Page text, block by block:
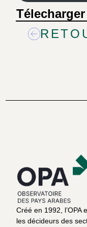
Créé en 1992, l’OPA
les décideurs des